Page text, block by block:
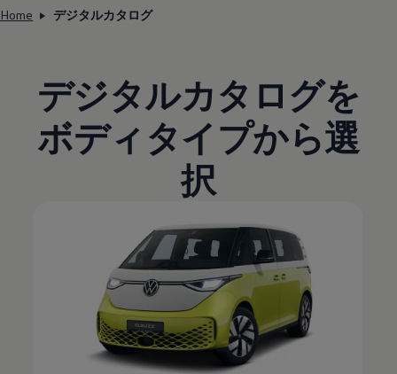
Home デジタルカタログ
デジタルカタログを
ボディタイプから選
択